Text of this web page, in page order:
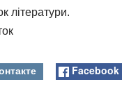
літератури.
Facebook